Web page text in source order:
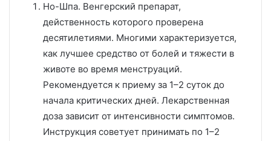
Но-Шпа. Венгерский препарат,
действенность которого проверена
десятилетиями. Многими характеризуется,
как лучшее средство от болей и тяжести в
животе во время менструаций.
Рекомендуется к приему за 1–2 суток до
начала критических дней. Лекарственная
доза зависит от интенсивности симптомов.
Инструкция советует принимать по 1–2